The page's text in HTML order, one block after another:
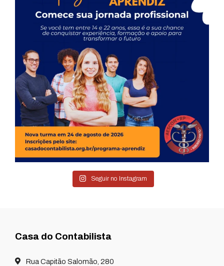
Seguir no Instagram
Casa do Contabilista
Rua Capitão Salomão, 280